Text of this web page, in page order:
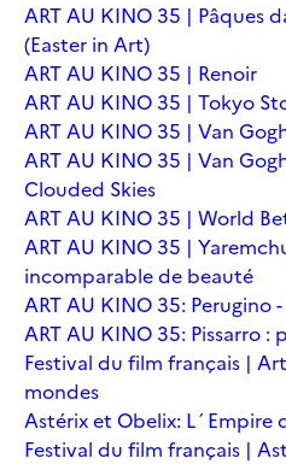
ART AU KINO 35 | Pâques
(Easter in Art)
ART AU KINO 35 | Renoir
ART AU KINO 35 | Tokyo
ART AU KINO 35 | Van
ART AU KINO 35 | Van
Clouded Skies
ART AU KINO 35 | World
ART AU KINO 35 |
incomparable de beauté
ART AU KINO 35: Perugino
ART AU KINO 35: Pissarro :
Festival du film français |
mondes
Astérix et Obelix: L´Empire
Festival du film français |